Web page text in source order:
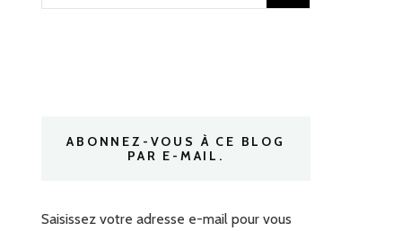
ABONNEZ-VOUS À CE BLOG
PAR E-MAIL.
Saisissez votre adresse e-mail pour vous